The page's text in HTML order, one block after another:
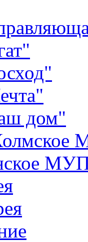
дом"